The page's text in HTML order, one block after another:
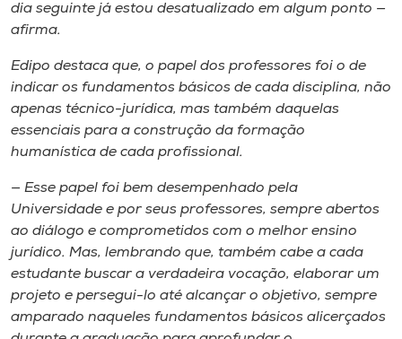
dia seguinte já estou desatualizado em algum ponto —
afirma.
Edipo destaca que, o papel dos professores foi o de
indicar os fundamentos básicos de cada disciplina, não
apenas técnico-jurídica, mas também daquelas
essenciais para a construção da formação
humanística de cada profissional.
— Esse papel foi bem desempenhado pela
Universidade e por seus professores, sempre abertos
ao diálogo e comprometidos com o melhor ensino
jurídico. Mas, lembrando que, também cabe a cada
estudante buscar a verdadeira vocação, elaborar um
projeto e persegui-lo até alcançar o objetivo, sempre
amparado naqueles fundamentos básicos alicerçados